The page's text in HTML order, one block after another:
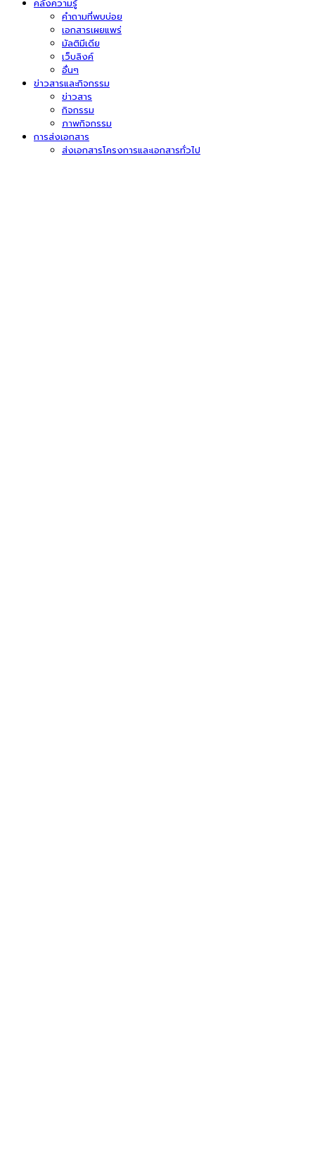
คลังความรู้
คำถามที่พบบ่อย
เอกสารเผยแพร่
มัลติมีเดีย
เว็บลิงค์
อื่นๆ
ข่าวสารและกิจกรรม
ข่าวสาร
กิจกรรม
ภาพกิจกรรม
การส่งเอกสาร
ส่งเอกสารโครงการและเอกสารทั่วไป